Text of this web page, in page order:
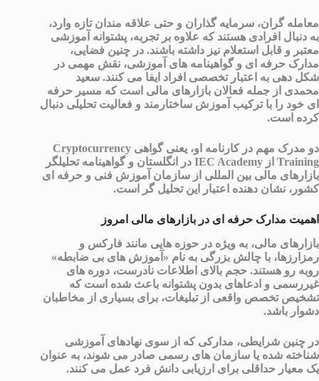
معامله گران، سرمایه گذاران و حتی علاقه مندان تازه وارد،
به دنبال افرادی هستند که علاوه بر تجربه، پشتوانه آموزشی
معتبر و قابل استعلام نیز داشته باشند. در چنین فضایی،
مدارک حرفه ای و گواهینامه های آموزشی، نقش مهمی در
شکل دهی به اعتبار تخصصی افراد ایفا می کنند. سعید
محمدی از جمله فعالان بازارهای مالی است که مسیر حرفه
ای خود را با ترکیب آموزش ساختارمند و فعالیت تحلیلی دنبال
کرده است.
دو مدرک مهم در کارنامه او، یعنی گواهی Cryptocurrency
Training از IEC Academy در انگلستان و گواهینامه تحلیلگر
بازارهای مالی بین المللی از سازمان آموزش فنی و حرفه ای
کشور، نشان دهنده اعتبار این تحلیل گر است.
اهمیت مدارک حرفه ای در بازارهای مالی امروز
بازارهای مالی، به ویژه در حوزه هایی مانند فارکس و
رمزارزها، با چالش بزرگی به نام «آموزش های بی ضابطه»
روبه رو هستند. حجم بالای اطلاعات نادرست، دوره های
غیررسمی و ادعاهای بدون پشتوانه باعث شده است که
تشخیص تخصص واقعی از تبلیغات، برای بسیاری از مخاطبان
دشوار باشد.
در چنین شرایطی، مدارکی که از سوی نهادهای آموزشی
شناخته شده یا سازمان های رسمی صادر می شوند، به عنوان
یک معیار حداقلی برای ارزیابی دانش فرد عمل می کنند.